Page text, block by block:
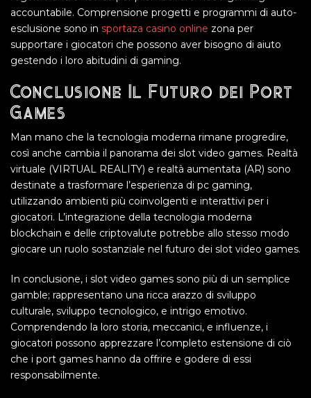
accountabile. Comprensione progetti e programmi di auto-
esclusione sono in sportaza casino online zona per
supportare i giocatori che possono aver bisogno di aiuto
gestendo i loro abitudini di gaming.
Conclusione: Il Futuro dei Port
Games
Man mano che la tecnologia moderna rimane progredire,
così anche cambia il panorama dei slot video games. Realtà
virtuale (VIRTUAL REALITY) e realtà aumentata (AR) sono
destinate a trasformare l’esperienza di pc gaming,
utilizzando ambienti più coinvolgenti e interattivi per i
giocatori. L’integrazione della tecnologia moderna
blockchain e delle criptovalute potrebbe allo stesso modo
giocare un ruolo sostanziale nel futuro dei slot video games.
In conclusione, i slot video games sono più di un semplice
gamble; rappresentano una ricca arazzo di sviluppo
culturale, sviluppo tecnologico, e intrigo emotivo.
Comprendendo la loro storia, meccanici, e influenze, i
giocatori possono apprezzare l’completo estensione di ciò
che i port games hanno da offrire e godere di essi
responsabilmente.